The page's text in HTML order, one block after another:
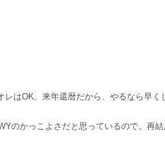
レはOK。来年還暦だから、やるなら早く
のかっこよさだと思っているので。再